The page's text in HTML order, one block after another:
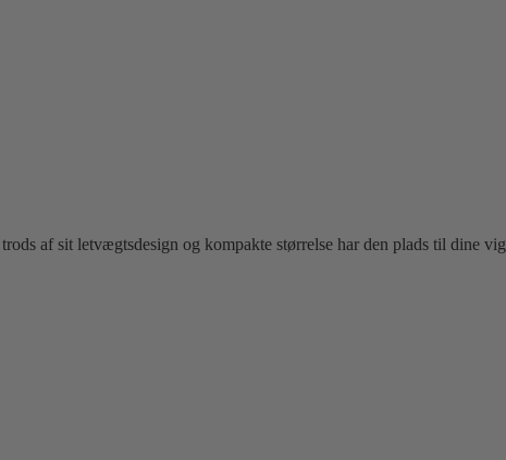
af sit letvægtsdesign og kompakte størrelse har den plads til dine